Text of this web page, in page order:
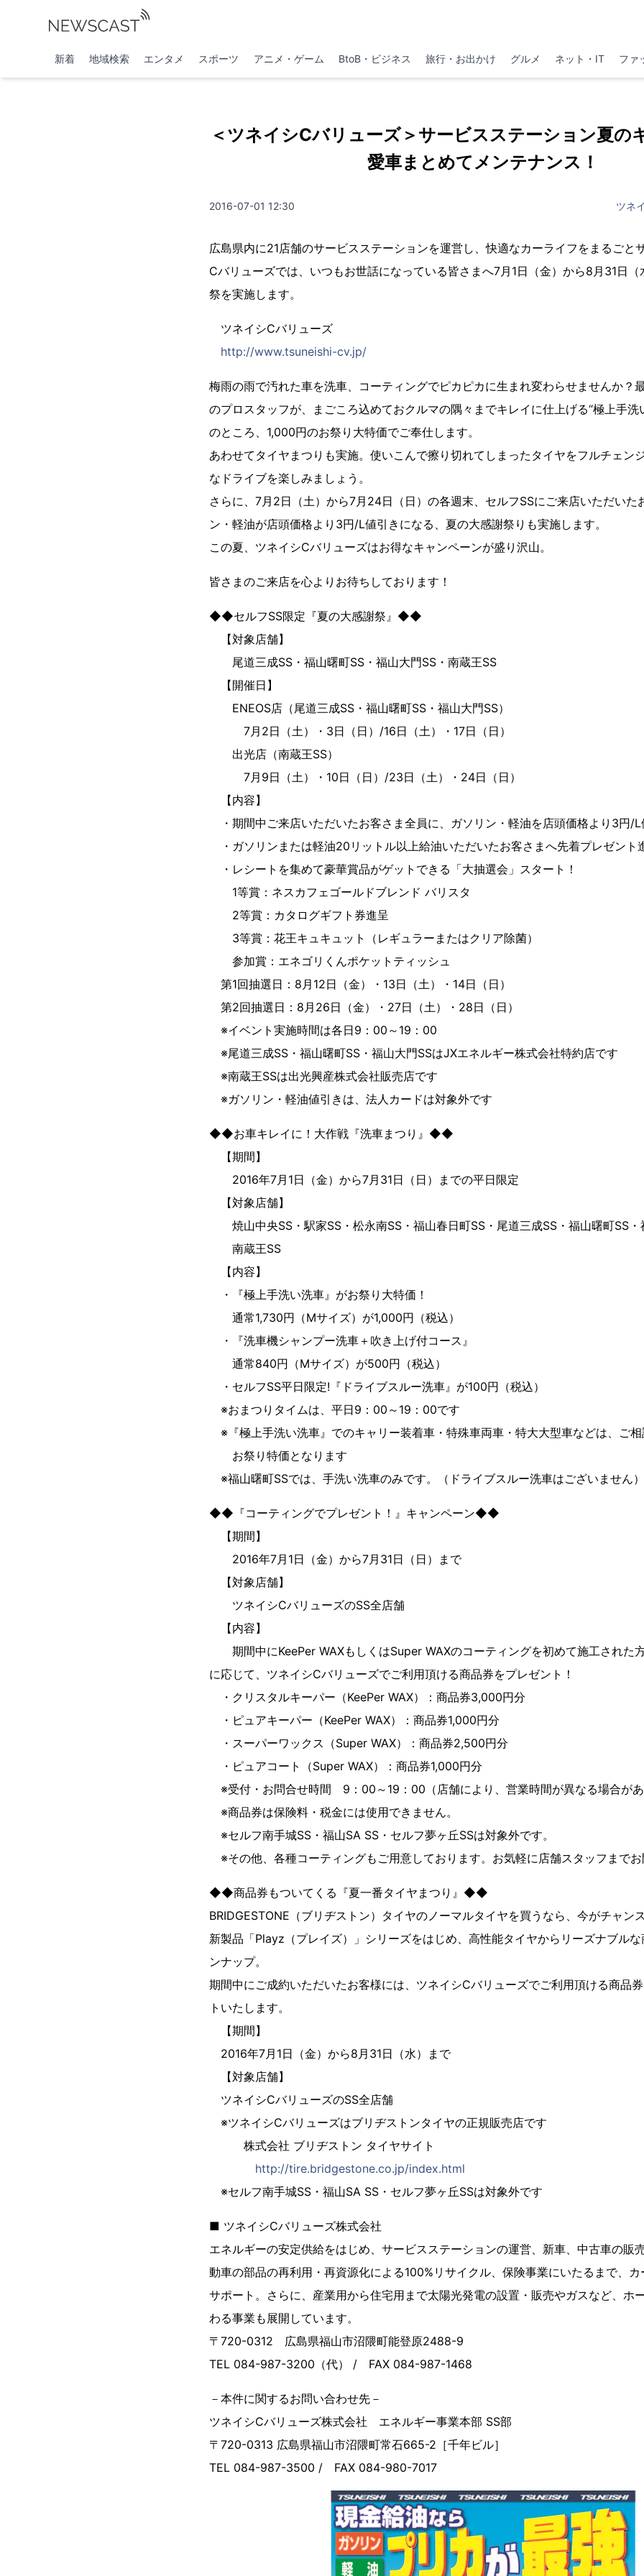
新着 地域検索 エンタメ スポーツ アニメ・ゲーム BtoB・ビジネス 旅行・お出かけ グルメ ネット・IT ファ
＜ツネイシCバリューズ＞サービスステーション夏の
愛車まとめてメンテナンス！
2016-07-01 12:30 ツネ
広島県内に21店舗のサービスステーションを運営し、快適なカーライフをまるごと
Cバリューズでは、いつもお世話になっている皆さまへ7月1日（金）から8月31日
祭を実施します。
ツネイシCバリューズ
http://www.tsuneishi-cv.jp/
梅雨の雨で汚れた車を洗車、コーティングでピカピカに生まれ変わらせませんか？
のプロスタッフが、まごころ込めておクルマの隅々までキレイに仕上げる“極上手洗
のところ、1,000円のお祭り大特価でご奉仕します。
あわせてタイヤまつりも実施。使いこんで擦り切れてしまったタイヤをフルチェン
なドライブを楽しみましょう。
さらに、7月2日（土）から7月24日（日）の各週末、セルフSSにご来店いただいた
ン・軽油が店頭価格より3円/L値引きになる、夏の大感謝祭りも実施します。
この夏、ツネイシCバリューズはお得なキャンペーンが盛り沢山。
皆さまのご来店を心よりお待ちしております！
◆◆セルフSS限定『夏の大感謝祭』◆◆
【対象店舗】
尾道三成SS・福山曙町SS・福山大門SS・南蔵王SS
【開催日】
ENEOS店（尾道三成SS・福山曙町SS・福山大門SS）
7月2日（土）・3日（日）/16日（土）・17日（日）
出光店（南蔵王SS）
7月9日（土）・10日（日）/23日（土）・24日（日）
【内容】
・期間中ご来店いただいたお客さま全員に、ガソリン・軽油を店頭価格より3円/L
・ガソリンまたは軽油20リットル以上給油いただいたお客さまへ先着プレゼント
・レシートを集めて豪華賞品がゲットできる「大抽選会」スタート！
1等賞：ネスカフェゴールドブレンド バリスタ
2等賞：カタログギフト券進呈
3等賞：花王キュキュット（レギュラーまたはクリア除菌）
参加賞：エネゴリくんポケットティッシュ
第1回抽選日：8月12日（金）・13日（土）・14日（日）
第2回抽選日：8月26日（金）・27日（土）・28日（日）
※イベント実施時間は各日9：00～19：00
※尾道三成SS・福山曙町SS・福山大門SSはJXエネルギー株式会社特約店です
※南蔵王SSは出光興産株式会社販売店です
※ガソリン・軽油値引きは、法人カードは対象外です
◆◆お車キレイに！大作戦『洗車まつり』◆◆
【期間】
2016年7月1日（金）から7月31日（日）までの平日限定
【対象店舗】
焼山中央SS・駅家SS・松永南SS・福山春日町SS・尾道三成SS・福山曙町SS・
南蔵王SS
【内容】
・『極上手洗い洗車』がお祭り大特価！
通常1,730円（Mサイズ）が1,000円（税込）
・『洗車機シャンプー洗車＋吹き上げ付コース』
通常840円（Mサイズ）が500円（税込）
・セルフSS平日限定!『ドライブスルー洗車』が100円（税込）
※おまつりタイムは、平日9：00～19：00です
※『極上手洗い洗車』でのキャリー装着車・特殊車両車・特大大型車などは、ご
お祭り特価となります
※福山曙町SSでは、手洗い洗車のみです。（ドライブスルー洗車はございません）
◆◆『コーティングでプレゼント！』キャンペーン◆◆
【期間】
2016年7月1日（金）から7月31日（日）まで
【対象店舗】
ツネイシCバリューズのSS全店舗
【内容】
期間中にKeePer WAXもしくはSuper WAXのコーティングを初めて施工された
に応じて、ツネイシCバリューズでご利用頂ける商品券をプレゼント！
・クリスタルキーパー（KeePer WAX）：商品券3,000円分
・ピュアキーパー（KeePer WAX）：商品券1,000円分
・スーパーワックス（Super WAX）：商品券2,500円分
・ピュアコート（Super WAX）：商品券1,000円分
※受付・お問合せ時間 9：00～19：00（店舗により、営業時間が異なる場合が
※商品券は保険料・税金には使用できません。
※セルフ南手城SS・福山SA SS・セルフ夢ヶ丘SSは対象外です。
※その他、各種コーティングもご用意しております。お気軽に店舗スタッフまで
◆◆商品券もついてくる『夏一番タイヤまつり』◆◆
BRIDGESTONE（ブリヂストン）タイヤのノーマルタイヤを買うなら、今がチャン
新製品「Playz（プレイズ）」シリーズをはじめ、高性能タイヤからリーズナブル
ンナップ。
期間中にご成約いただいたお客様には、ツネイシCバリューズでご利用頂ける商品
トいたします。
【期間】
2016年7月1日（金）から8月31日（水）まで
【対象店舗】
ツネイシCバリューズのSS全店舗
※ツネイシCバリューズはブリヂストンタイヤの正規販売店です
株式会社 ブリヂストン タイヤサイト
http://tire.bridgestone.co.jp/index.html
※セルフ南手城SS・福山SA SS・セルフ夢ヶ丘SSは対象外です
■ ツネイシCバリューズ株式会社
エネルギーの安定供給をはじめ、サービスステーションの運営、新車、中古車の販
動車の部品の再利用・再資源化による100%リサイクル、保険事業にいたるまで、
サポート。さらに、産業用から住宅用まで太陽光発電の設置・販売やガスなど、ホ
わる事業も展開しています。
〒720-0312 広島県福山市沼隈町能登原2488-9
TEL 084-987-3200（代） / FAX 084-987-1468
－本件に関するお問い合わせ先－
ツネイシCバリューズ株式会社 エネルギー事業本部 SS部
〒720-0313 広島県福山市沼隈町常石665-2［千年ビル］
TEL 084-987-3500 / FAX 084-980-7017